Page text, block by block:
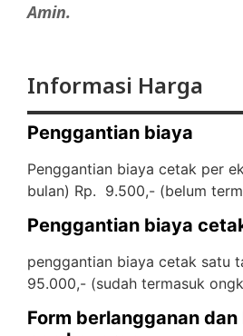
Amin.
Informasi Harga
Penggantian biaya
Penggantian biaya cetak per
bulan) Rp. 9.500,- (belum
Penggantian biaya
penggantian biaya cetak satu
95.000,- (sudah termasuk
Form berlangganan